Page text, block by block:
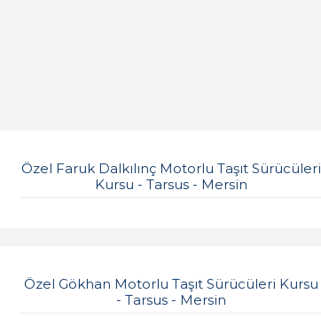
Özel Faruk Dalkılınç Motorlu Taşıt Sürücüleri
Kursu - Tarsus - Mersin
Özel Gökhan Motorlu Taşıt Sürücüleri Kursu
- Tarsus - Mersin